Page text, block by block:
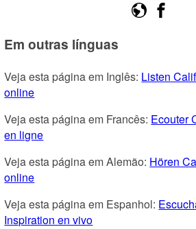
Em outras línguas
Veja esta página em Inglês: Listen
online
Veja esta página em Francês: Ecouter
en ligne
Veja esta página em Alemão: Hören
online
Veja esta página em Espanhol:
Inspiration en vivo